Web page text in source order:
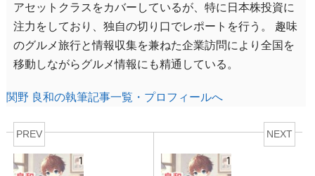
アセットクラスをカバーしているが、特に日本株投資に
注力をしており、独自の切り口でレポートを行う。 趣味
のグルメ旅行と情報収集を兼ねた企業訪問により全国を
移動しながらグルメ情報にも精通している。
関野 良和の執筆記事一覧・プロフィールへ
PREV NEXT